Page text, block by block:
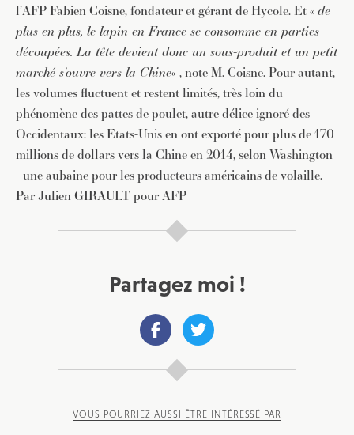
l’AFP Fabien Coisne, fondateur et gérant de Hycole. Et « de
plus en plus, le lapin en France se consomme en parties
découpées. La tête devient donc un sous-produit et un petit
marché s’ouvre vers la Chine« , note M. Coisne. Pour autant,
les volumes fluctuent et restent limités, très loin du
phénomène des pattes de poulet, autre délice ignoré des
Occidentaux: les Etats-Unis en ont exporté pour plus de 170
millions de dollars vers la Chine en 2014, selon Washington
–une aubaine pour les producteurs américains de volaille.
Par Julien GIRAULT pour AFP
Partagez moi !
VOUS POURRIEZ AUSSI ÊTRE INTÉRESSÉ PAR